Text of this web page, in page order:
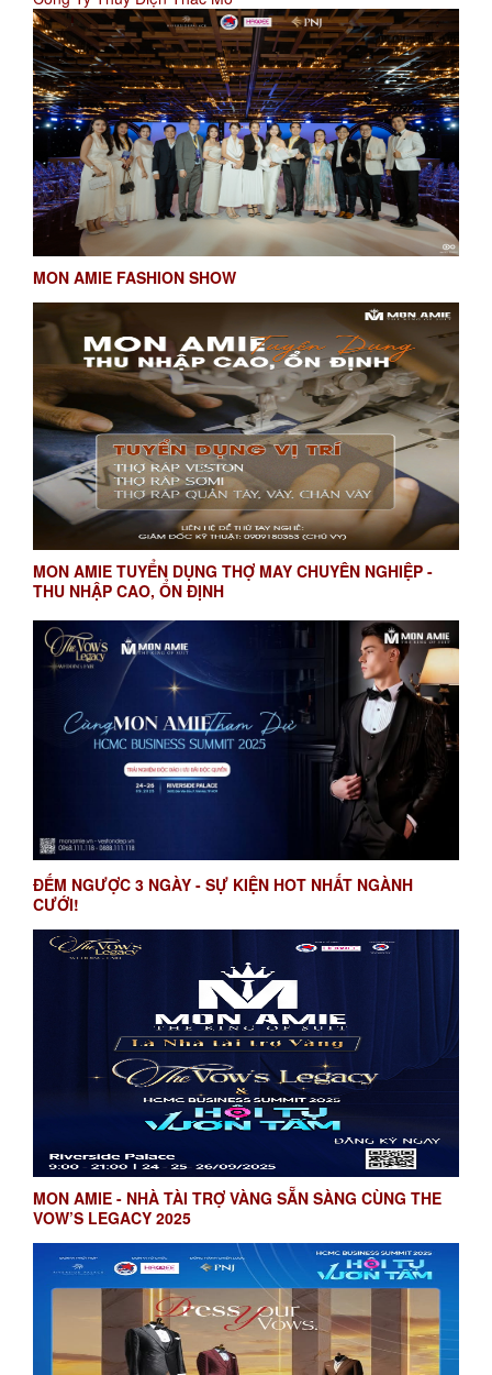
MON AMIE FASHION SHOW
MON AMIE TUYỂN DỤNG THỢ MAY CHUYÊN NGHIỆP -
THU NHẬP CAO, ỔN ĐỊNH
ĐẾM NGƯỢC 3 NGÀY - SỰ KIỆN HOT NHẤT NGÀNH
CƯỚI!
MON AMIE - NHÀ TÀI TRỢ VÀNG SẴN SÀNG CÙNG THE
VOW’S LEGACY 2025